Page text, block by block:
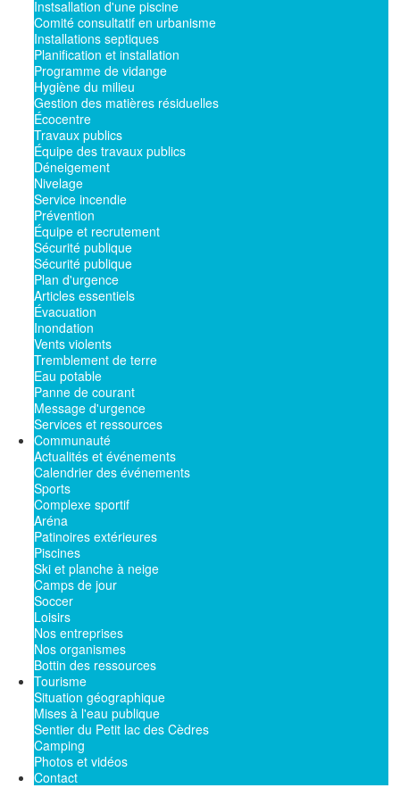
Instsallation d'une piscine
Comité consultatif en urbanisme
Installations septiques
Planification et installation
Programme de vidange
Hygiène du milieu
Gestion des matières résiduelles
Écocentre
Travaux publics
Équipe des travaux publics
Déneigement
Nivelage
Service incendie
Prévention
Équipe et recrutement
Sécurité publique
Sécurité publique
Plan d'urgence
Articles essentiels
Évacuation
Inondation
Vents violents
Tremblement de terre
Eau potable
Panne de courant
Message d'urgence
Services et ressources
Communauté
Actualités et événements
Calendrier des événements
Sports
Complexe sportif
Aréna
Patinoires extérieures
Piscines
Ski et planche à neige
Camps de jour
Soccer
Loisirs
Nos entreprises
Nos organismes
Bottin des ressources
Tourisme
Situation géographique
Mises à l'eau publique
Sentier du Petit lac des Cèdres
Camping
Photos et vidéos
Contact